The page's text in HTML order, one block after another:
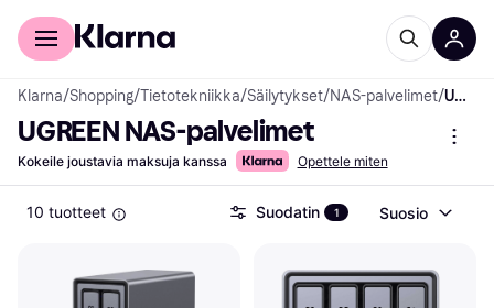
Kuluttajille
Klarna/Shopping/Tietotekniikka/Säilytykset/NAS-palvelimet/ UGREEN NAS-palvelimet
UGREEN NAS-palvelimet
Kokeile joustavia maksuja kanssa Opettele miten
10 tuotteet Suodatin 1 Suosio